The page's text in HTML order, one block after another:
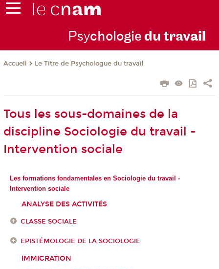
Psychologie du travail
Accueil Le Titre de Psychologue du travail
Tous les sous-domaines de la
discipline Sociologie du travail -
Intervention sociale
Les formations fondamentales en Sociologie du travail -
Intervention sociale
ANALYSE DES ACTIVITÉS
CLASSE SOCIALE
EPISTÉMOLOGIE DE LA SOCIOLOGIE
IMMIGRATION